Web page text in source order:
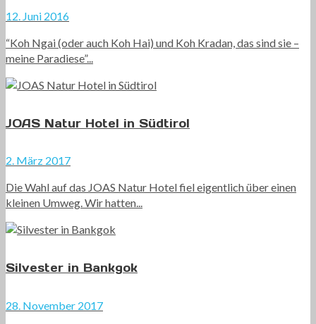
12. Juni 2016
“Koh Ngai (oder auch Koh Hai) und Koh Kradan, das sind sie –
meine Paradiese”...
JOAS Natur Hotel in Südtirol
2. März 2017
Die Wahl auf das JOAS Natur Hotel fiel eigentlich über einen
kleinen Umweg. Wir hatten...
Silvester in Bankgok
28. November 2017